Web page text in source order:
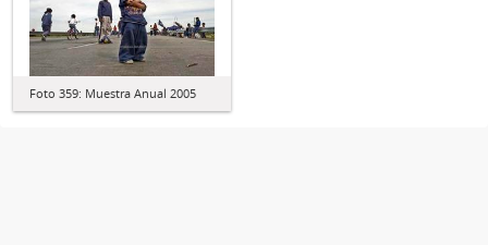
Foto 359: Muestra Anual 2005